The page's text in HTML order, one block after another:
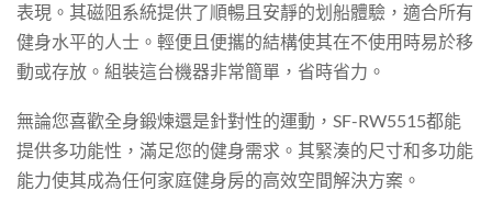
表現。其磁阻系統提供了順暢且安靜的划船體驗，適合所有
健身水平的人士。輕便且便攜的結構使其在不使用時易於移
動或存放。組裝這台機器非常簡單，省時省力。
無論您喜歡全身鍛煉還是針對性的運動，SF-RW5515都能
提供多功能性，滿足您的健身需求。其緊湊的尺寸和多功能
能力使其成為任何家庭健身房的高效空間解決方案。